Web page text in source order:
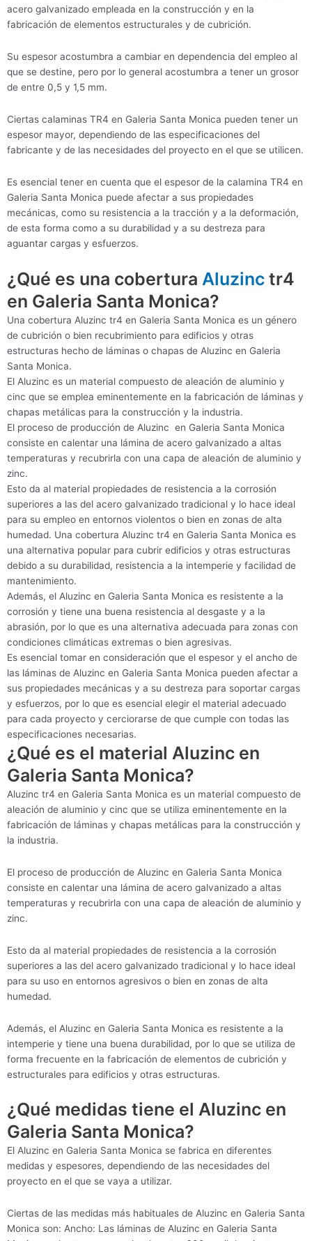
acero galvanizado empleada en la construcción y en la
fabricación de elementos estructurales y de cubrición.
Su espesor acostumbra a cambiar en dependencia del empleo al
que se destine, pero por lo general acostumbra a tener un grosor
de entre 0,5 y 1,5 mm.
Ciertas calaminas TR4 en Galeria Santa Monica pueden tener un
espesor mayor, dependiendo de las especificaciones del
fabricante y de las necesidades del proyecto en el que se utilicen.
Es esencial tener en cuenta que el espesor de la calamina TR4 en
Galeria Santa Monica puede afectar a sus propiedades
mecánicas, como su resistencia a la tracción y a la deformación,
de esta forma como a su durabilidad y a su destreza para
aguantar cargas y esfuerzos.
¿Qué es una cobertura Aluzinc tr4
en Galeria Santa Monica?
Una cobertura Aluzinc tr4 en Galeria Santa Monica es un género
de cubrición o bien recubrimiento para edificios y otras
estructuras hecho de láminas o chapas de Aluzinc en Galeria
Santa Monica.
El Aluzinc es un material compuesto de aleación de aluminio y
cinc que se emplea eminentemente en la fabricación de láminas y
chapas metálicas para la construcción y la industria.
El proceso de producción de Aluzinc en Galeria Santa Monica
consiste en calentar una lámina de acero galvanizado a altas
temperaturas y recubrirla con una capa de aleación de aluminio y
zinc.
Esto da al material propiedades de resistencia a la corrosión
superiores a las del acero galvanizado tradicional y lo hace ideal
para su empleo en entornos violentos o bien en zonas de alta
humedad. Una cobertura Aluzinc tr4 en Galeria Santa Monica es
una alternativa popular para cubrir edificios y otras estructuras
debido a su durabilidad, resistencia a la intemperie y facilidad de
mantenimiento.
Además, el Aluzinc en Galeria Santa Monica es resistente a la
corrosión y tiene una buena resistencia al desgaste y a la
abrasión, por lo que es una alternativa adecuada para zonas con
condiciones climáticas extremas o bien agresivas.
Es esencial tomar en consideración que el espesor y el ancho de
las láminas de Aluzinc en Galeria Santa Monica pueden afectar a
sus propiedades mecánicas y a su destreza para soportar cargas
y esfuerzos, por lo que es esencial elegir el material adecuado
para cada proyecto y cerciorarse de que cumple con todas las
especificaciones necesarias.
¿Qué es el material Aluzinc en
Galeria Santa Monica?
Aluzinc tr4 en Galeria Santa Monica es un material compuesto de
aleación de aluminio y cinc que se utiliza eminentemente en la
fabricación de láminas y chapas metálicas para la construcción y
la industria.
El proceso de producción de Aluzinc en Galeria Santa Monica
consiste en calentar una lámina de acero galvanizado a altas
temperaturas y recubrirla con una capa de aleación de aluminio y
zinc.
Esto da al material propiedades de resistencia a la corrosión
superiores a las del acero galvanizado tradicional y lo hace ideal
para su uso en entornos agresivos o bien en zonas de alta
humedad.
Además, el Aluzinc en Galeria Santa Monica es resistente a la
intemperie y tiene una buena durabilidad, por lo que se utiliza de
forma frecuente en la fabricación de elementos de cubrición y
estructurales para edificios y otras estructuras.
¿Qué medidas tiene el Aluzinc en
Galeria Santa Monica?
El Aluzinc en Galeria Santa Monica se fabrica en diferentes
medidas y espesores, dependiendo de las necesidades del
proyecto en el que se vaya a utilizar.
Ciertas de las medidas más habituales de Aluzinc en Galeria Santa
Monica son: Ancho: Las láminas de Aluzinc en Galeria Santa